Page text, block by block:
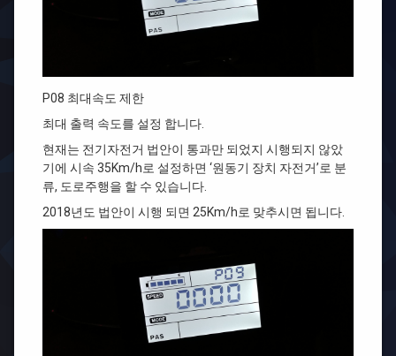
P08 최대속도 제한
최대 출력 속도를 설정 합니다.
현재는 전기자전거 법안이 통과만 되었지 시행되지 않았
기에 시속 35Km/h로 설정하면 ‘원동기 장치 자전거’로 분
류, 도로주행을 할 수 있습니다.
2018년도 법안이 시행 되면 25Km/h로 맞추시면 됩니다.